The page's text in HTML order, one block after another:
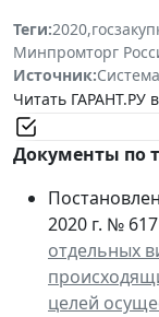
Теги:2020,
Минпромторг
Источник:
Читать ГАРАНТ.РУ в
Документы по
2020 г. №
отдельных
целей